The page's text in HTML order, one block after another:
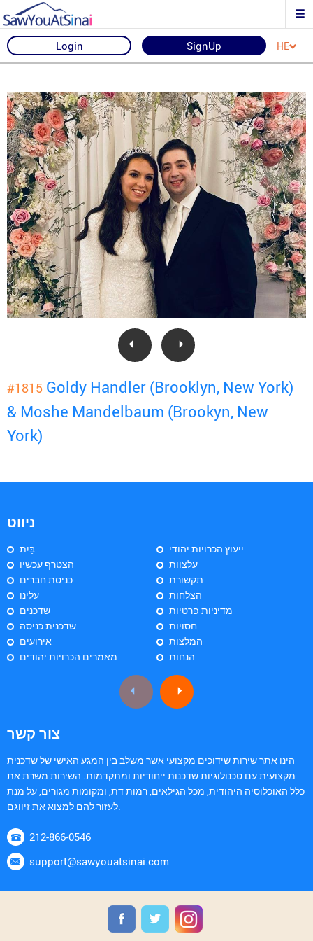
Login SignUp HE
#1815 Goldy Handler (Brooklyn, New York)
& Moshe Mandelbaum (Brookyn, New
York)
ניווט
בַּיִת
הצטרף עכשיו
כניסת חברים
עלינו
שדכנים
שדכנית כניסה
אירועים
מאמרים הכרויות יהודים
ייעוץ הכרויות יהודי
עלצוות
תקשורת
הצלחות
מדיניות פרטיות
חסויות
המלצות
הנחות
צור קשר
הינו אתר שירות שידוכים מקצועי אשר משלב בין המגע האישי של שדכנית
מקצועית עם טכנולוגיות שדכנות ייחודיות ומתקדמות. השירות משרת את
כלל האוכלוסיה היהודית, מכל הגילאים, רמות דת, ומקומות מגורים, על מנת
212-866-0546
support@sawyouatsinai.com